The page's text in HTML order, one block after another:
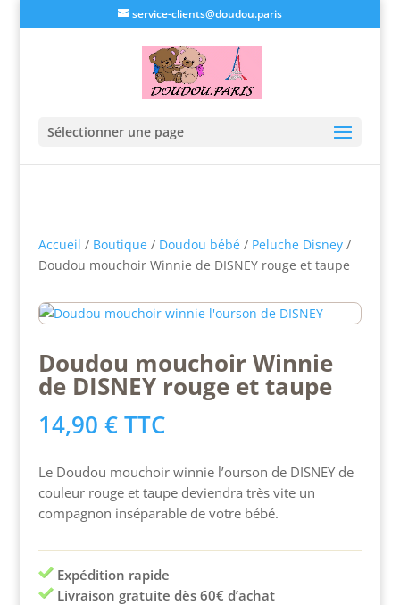
service-clients@doudou.paris
Sélectionner une page
Accueil / Boutique/ Doudou bébé/ Peluche Disney/
Doudou mouchoir Winnie de DISNEY rouge et taupe
Doudou mouchoir Winnie
de DISNEY rouge et taupe
14,90 € TTC
Le Doudou mouchoir winnie l’ourson de DISNEY de
couleur rouge et taupe deviendra très vite un
compagnon inséparable de votre bébé.
Expédition rapide
Livraison gratuite dès 60€ d’achat